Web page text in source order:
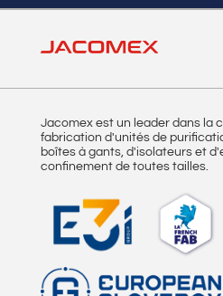
Jacomex est un leader dans la
fabrication d'unités de
boîtes à gants, d'isolateurs et
confinement de toutes tailles.